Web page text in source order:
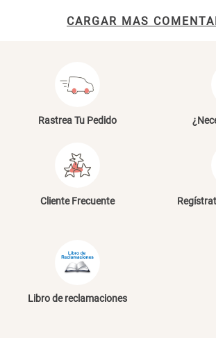
Título
Tu nombre
Dirección de email
Escribe un comentario
ENVIAR COMENTARIO
CARGAR MAS
Rastrea Tu Pedido
Cliente Frecuente
Libro de reclamaciones
Cama Nido Grande para Perros
Papelero de
S/ 35.90S/ 30.50